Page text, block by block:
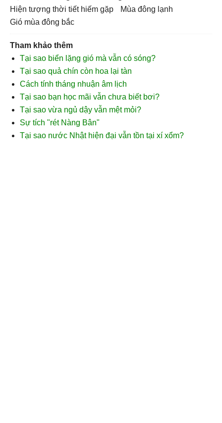
hiện tượng thời tiết hiếm gặp
mùa đông lạnh
gió mùa đông bắc
Tham khảo thêm
Tại sao biển lặng gió mà vẫn có sóng?
Tại sao quả chín còn hoa lại tàn
Cách tính tháng nhuận âm lịch
Tại sao bạn học mãi vẫn chưa biết bơi?
Tại sao vừa ngủ dậy vẫn mệt mỏi?
Sự tích "rét Nàng Bân"
Tại sao nước Nhật hiện đại vẫn tồn tại xí xổm?